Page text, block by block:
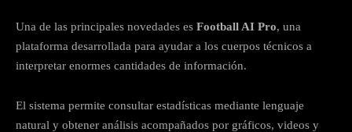
Una de las principales novedades es Football AI Pro, una
plataforma desarrollada para ayudar a los cuerpos técnicos a
interpretar enormes cantidades de información.
El sistema permite consultar estadísticas mediante lenguaje
natural y obtener análisis acompañados por gráficos, videos y